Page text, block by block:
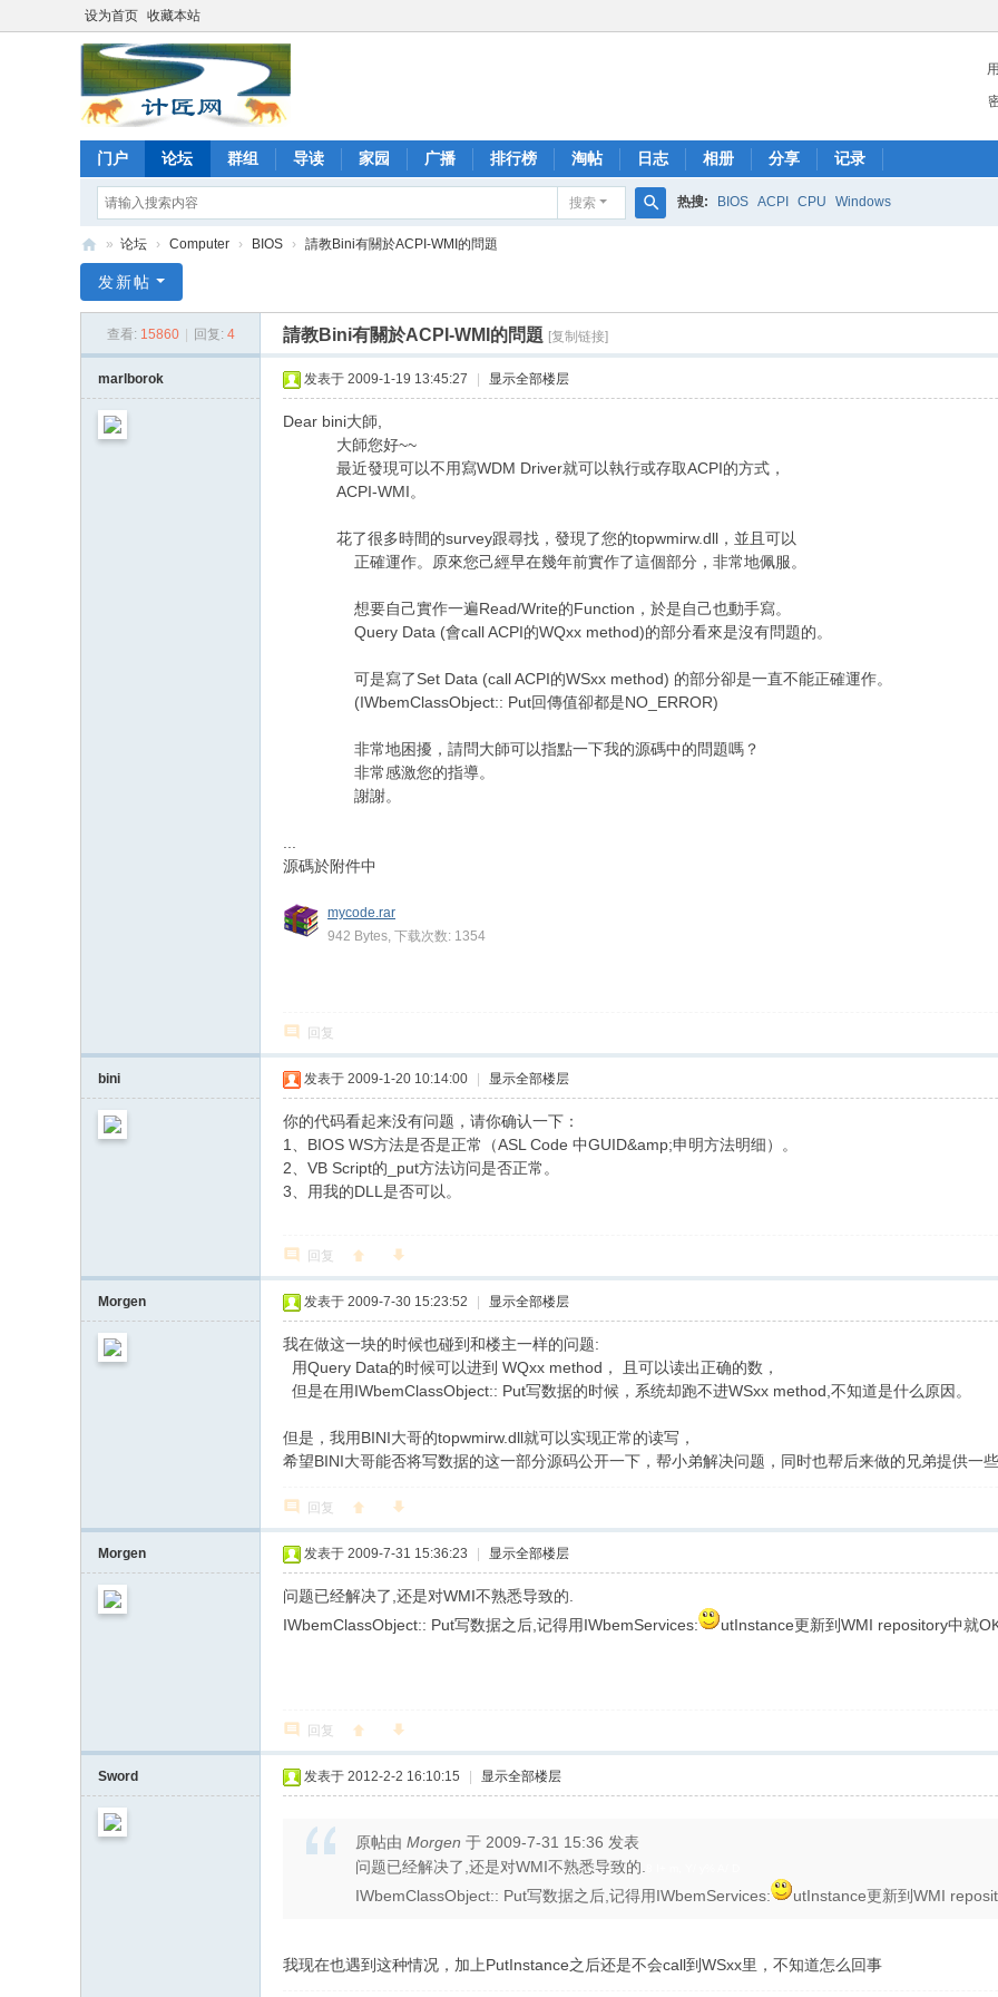
设为首页 收藏本站
门户 论坛 群组 导读 家园 广播 排行榜 淘帖 日志 相册 分享 记录
搜索 热搜: BIOS ACPI CPU Windows
匠
» 论坛 › Computer › BIOS › 請教Bini有關於ACPI-WMI的問題
发新帖
查看: 15860 回复: 4 請教Bini有關於ACPI-WMI的問題 [复制链接]
marlborok 发表于 2009-1-19 13:45:27 显示全部楼层
Dear bini大師,
大師您好~~
最近發現可以不用寫WDM Driver就可以執行或存取ACPI的方式，
ACPI-WMI。
花了很多時間的survey跟尋找，發現了您的topwmirw.dll，並且可以
正確運作。原來您己經早在幾年前實作了這個部分，非常地佩服。
想要自己實作一遍Read/Write的Function，於是自己也動手寫。
Query Data (會call ACPI的WQxx method)的部分看來是沒有問題的。
可是寫了Set Data (call ACPI的WSxx method) 的部分卻是一直不能正確運作。
(IWbemClassObject:: Put回傳值卻都是NO_ERROR)
非常地困擾，請問大師可以指點一下我的源碼中的問題嗎？
非常感激您的指導。
謝謝。
源碼於附件中
mycode.rar
942 Bytes, 下载次数: 1354
回复
bini 发表于 2009-1-20 10:14:00 显示全部楼层
你的代码看起来没有问题，请你确认一下：
1、BIOS WS方法是否是正常（ASL Code 中GUID&amp;申明方法明细）。
2、VB Script的_put方法访问是否正常。
3、用我的DLL是否可以。
回复
Morgen 发表于 2009-7-30 15:23:52 显示全部楼层
我在做这一块的时候也碰到和楼主一样的问题:
用Query Data的时候可以进到 WQxx method， 且可以读出正确的数，
但是在用IWbemClassObject:: Put写数据的时候，系统却跑不进WSxx method,不知道是什么原因。
但是，我用BINI大哥的topwmirw.dll就可以实现正常的读写，
希望BINI大哥能否将写数据的这一部分源码公开一下，帮小弟解决问题，同时也帮后来做的兄弟提供一些
回复
Morgen 发表于 2009-7-31 15:36:23 显示全部楼层
问题已经解决了,还是对WMI不熟悉导致的.
IWbemClassObject:: Put写数据之后,记得用IWbemServices: utInstance更新到WMI repository中就
回复
Sword 发表于 2012-2-2 16:10:15 显示全部楼层
原帖由 Morgen 于 2009-7-31 15:36 发表
问题已经解决了,还是对WMI不熟悉导致的.
IWbemClassObject:: Put写数据之后,记得用IWbemServices: utInstance更新到WMI
我现在也遇到这种情况，加上PutInstance之后还是不会call到WSxx里，不知道怎么回事